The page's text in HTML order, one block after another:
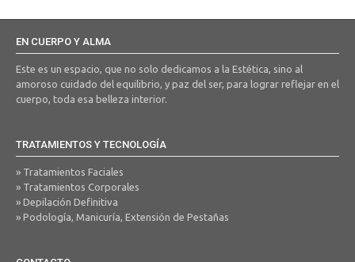
EN CUERPO Y ALMA
Este es un espacio, que no solo dedicamos a la Estética, sino al
amoroso cuidado del equilibrio, y paz del ser, para lograr reflejar en el
cuerpo, toda esa belleza interior.
TRATAMIENTOS Y TECNOLOGÍA
» Tratamientos Faciales
» Tratamientos Corporales
» Depilación Definitiva
» Podología, Manicuría, Extensión de Pestañas